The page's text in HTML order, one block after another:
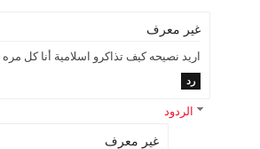
غير معرف
اريد نصيحه كيف تذاكرو اسلامية أنا كل مره
رد
الردود
غير معرف